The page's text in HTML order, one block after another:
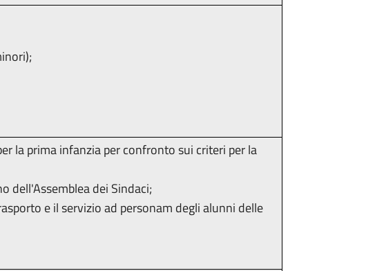
la prima infanzia per confronto sui criteri per la
dell'Assemblea dei Sindaci;
e il servizio ad personam degli alunni delle